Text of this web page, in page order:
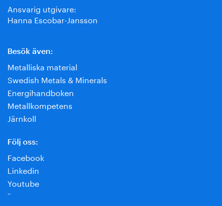
Ansvarig utgivare:
Hanna Escobar-Jansson
Besök även:
Metalliska material
Swedish Metals & Minerals
Energihandboken
Metallkompetens
Järnkoll
Följ oss:
Facebook
Linkedin
Youtube
¨